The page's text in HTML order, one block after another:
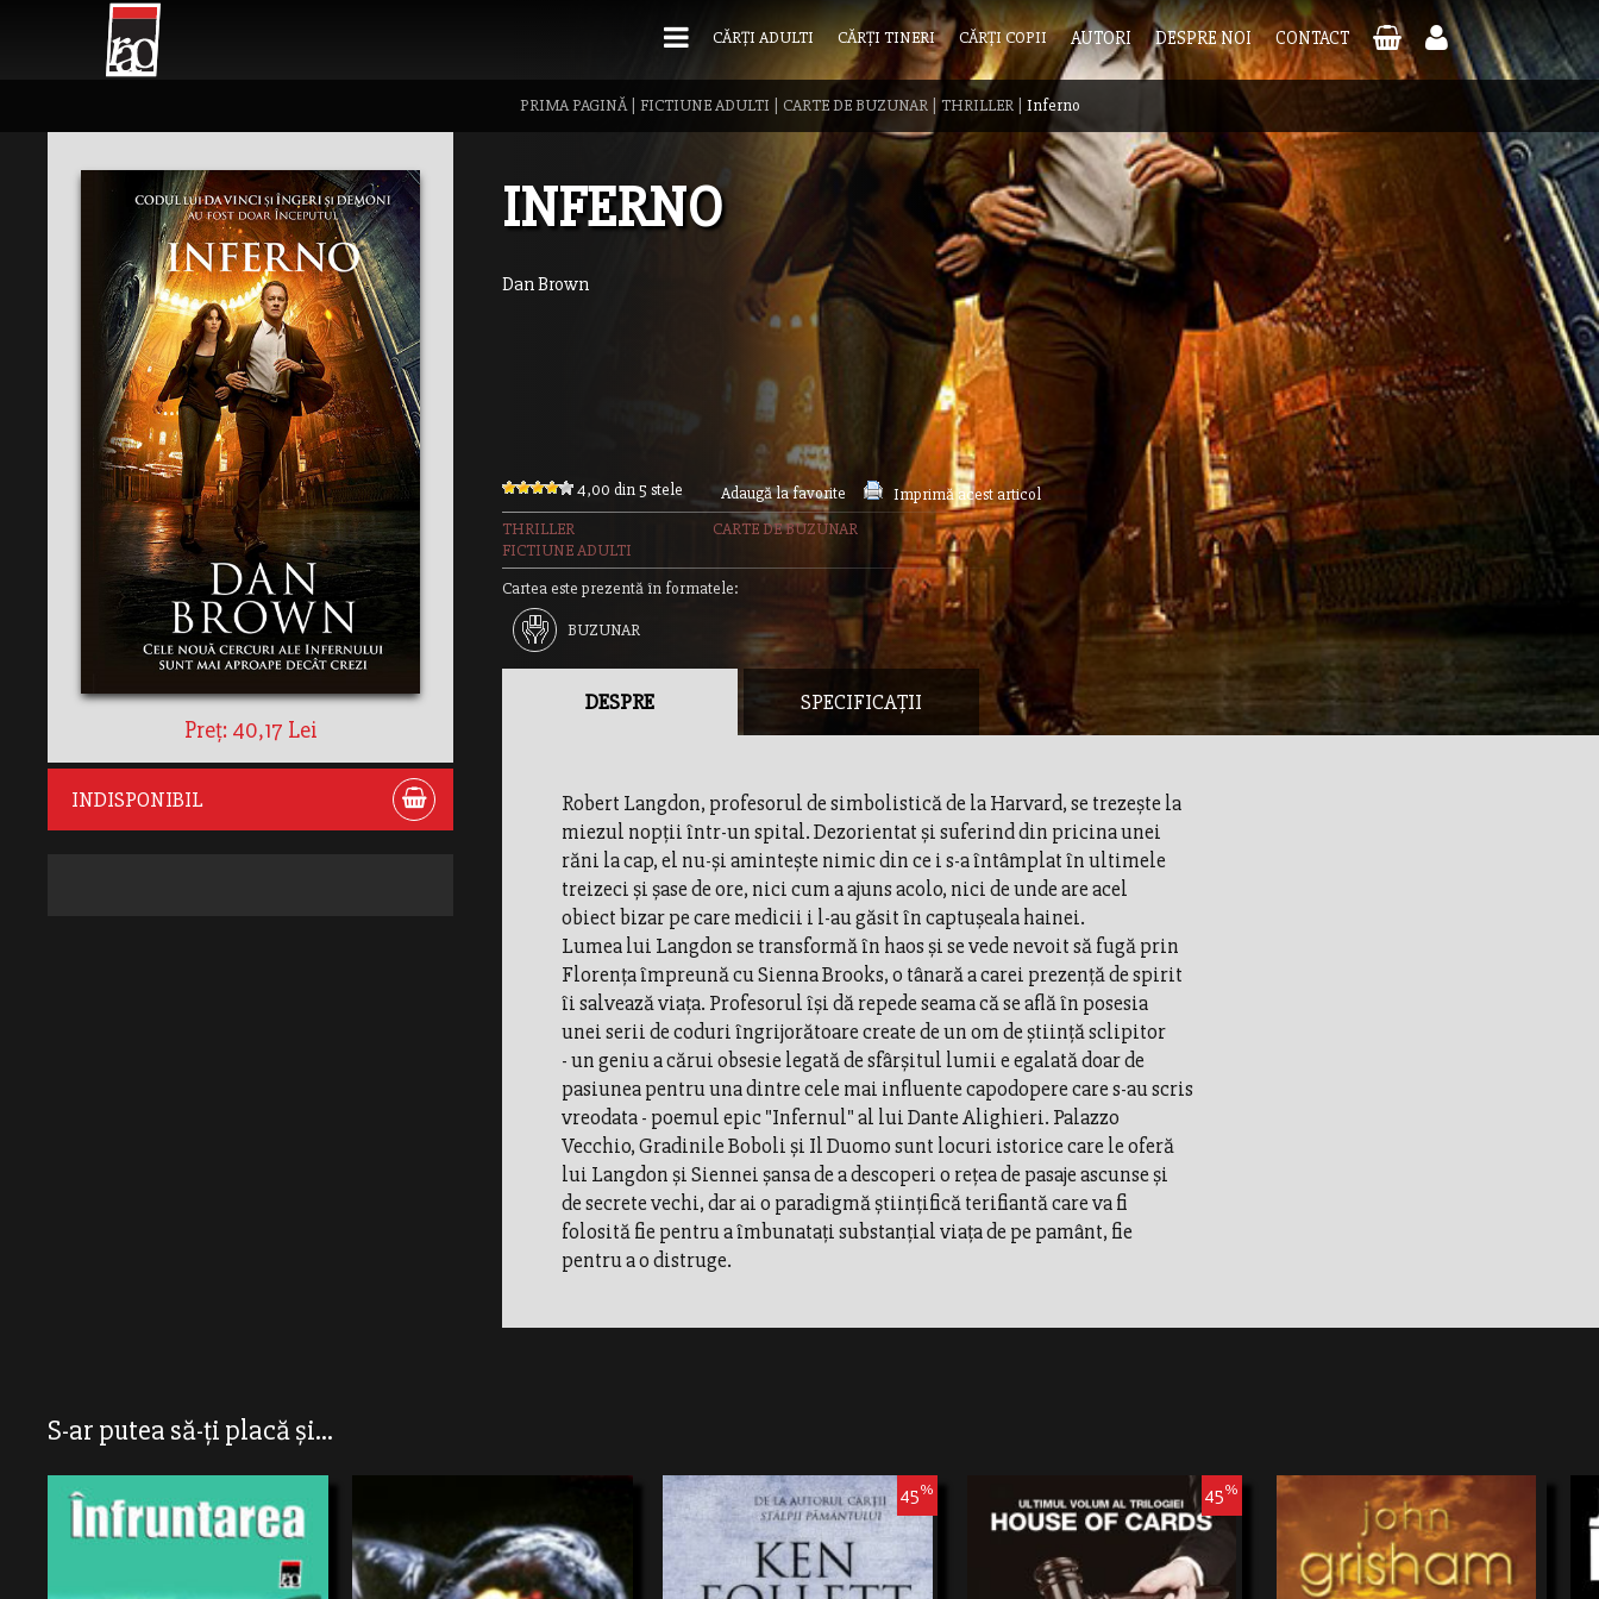
CĂRȚI ADULTI CĂRȚI TINERI CĂRȚI COPII AUTORI DESPRE NOI CONTACT
PRIMA PAGINĂ| FICTIUNE ADULTI CARTE DE BUZUNAR| THRILLER| Inferno
Preț: 40,17 Lei
INDISPONIBIL
INFERNO
Dan Brown
4,00 din 5 stele Adaugă la favorite
Imprimă acest articol
THRILLER
CARTE DE BUZUNAR
FICTIUNE ADULTI
Cartea este prezentă în formatele:
BUZUNAR
DESPRE SPECIFICAȚII
Robert Langdon, profesorul de simbolistică de la Harvard, se trezeşte la
miezul nopţii într-un spital. Dezorientat şi suferind din pricina unei
răni la cap, el nu-şi aminteşte nimic din ce i s-a întâmplat în ultimele
treizeci şi şase de ore, nici cum a ajuns acolo, nici de unde are acel
obiect bizar pe care medicii i l-au găsit în captuşeala hainei.
Lumea lui Langdon se transformă în haos şi se vede nevoit să fugă prin
Florenţa împreună cu Sienna Brooks, o tânară a carei prezenţă de spirit
îi salvează viaţa. Profesorul îşi dă repede seama că se află în posesia
unei serii de coduri îngrijorătoare create de un om de ştiinţă sclipitor
- un geniu a cărui obsesie legată de sfârşitul lumii e egalată doar de
pasiunea pentru una dintre cele mai influente capodopere care s-au scris
vreodata - poemul epic "Infernul" al lui Dante Alighieri. Palazzo
Vecchio, Gradinile Boboli şi Il Duomo sunt locuri istorice care le oferă
lui Langdon şi Siennei şansa de a descoperi o reţea de pasaje ascunse şi
de secrete vechi, dar ai o paradigmă ştiinţifică terifiantă care va fi
folosită fie pentru a îmbunataţi substanţial viaţa de pe pamânt, fie
pentru a o distruge.
S-ar putea să-ți placă și...
45% 45%